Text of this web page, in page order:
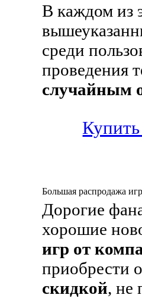
В каждом из
среди
проведения
случайным
Большая распродажа
Дорогие
хорошие
игр от
приобрести
скидкой, не